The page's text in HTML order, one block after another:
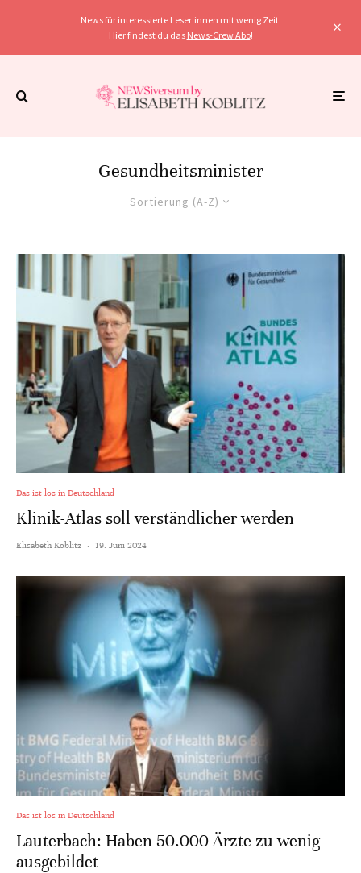
News für interessierte Leser:innen mit wenig Zeit.
Hier findest du das News-Crew Abo!
Gesundheitsminister
Sortierung (A-Z)
Das ist los in Deutschland
Klinik-Atlas soll verständlicher werden
Elisabeth Koblitz · 19. Juni 2024
Das ist los in Deutschland
Lauterbach: Haben 50.000 Ärzte zu wenig
ausgebildet